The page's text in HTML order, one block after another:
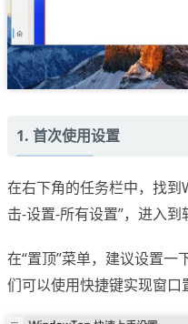
1. 首次使用设置
在右下角的任务栏中，找
击-设置-所有设置”，进入到
在“置顶”菜单，建议设置
们可以使用快捷键实现窗口